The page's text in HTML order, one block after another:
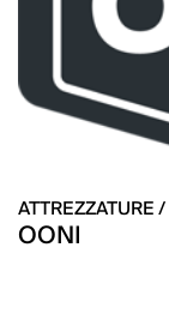
ATTREZZATURE /
OONI